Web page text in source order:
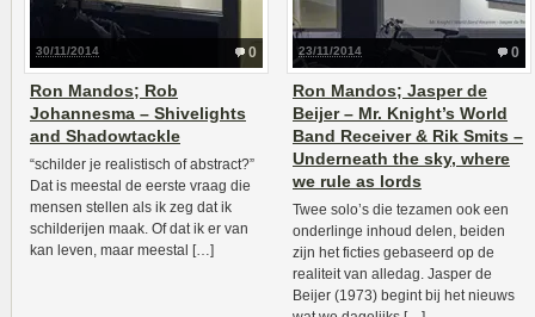
0
30/11/2014
Ron Mandos; Rob
Johannesma – Shivelights
and Shadowtackle
“schilder je realistisch of abstract?”
Dat is meestal de eerste vraag die
mensen stellen als ik zeg dat ik
schilderijen maak. Of dat ik er van
kan leven, maar meestal […]
0
23/11/2014
Ron Mandos; Jasper de
Beijer – Mr. Knight’s World
Band Receiver & Rik Smits –
Underneath the sky, where
we rule as lords
Twee solo’s die tezamen ook een
onderlinge inhoud delen, beiden
zijn het ficties gebaseerd op de
realiteit van alledag. Jasper de
Beijer (1973) begint bij het nieuws